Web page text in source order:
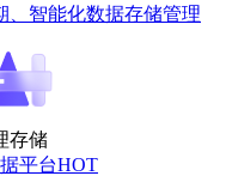
、智能化数据存储管理
存储
平台HOT